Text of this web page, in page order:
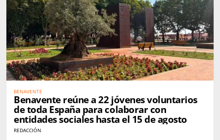
BENAVENTE
Benavente reúne a 22 jóvenes voluntarios
de toda España para colaborar con
entidades sociales hasta el 15 de agosto
REDACCIÓN